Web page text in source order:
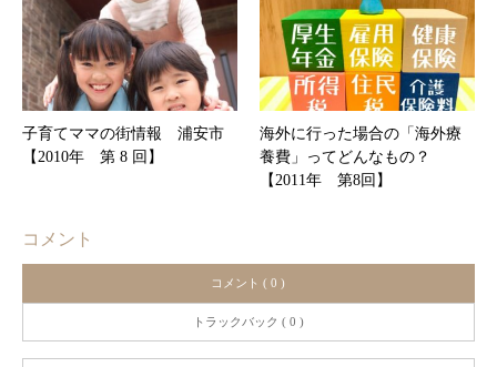
子育てママの街情報 浦安市
【2010年 第 8 回】
海外に行った場合の「海外療
養費」ってどんなもの？
【2011年 第8回】
コメント
コメント ( 0 )
トラックバック ( 0 )